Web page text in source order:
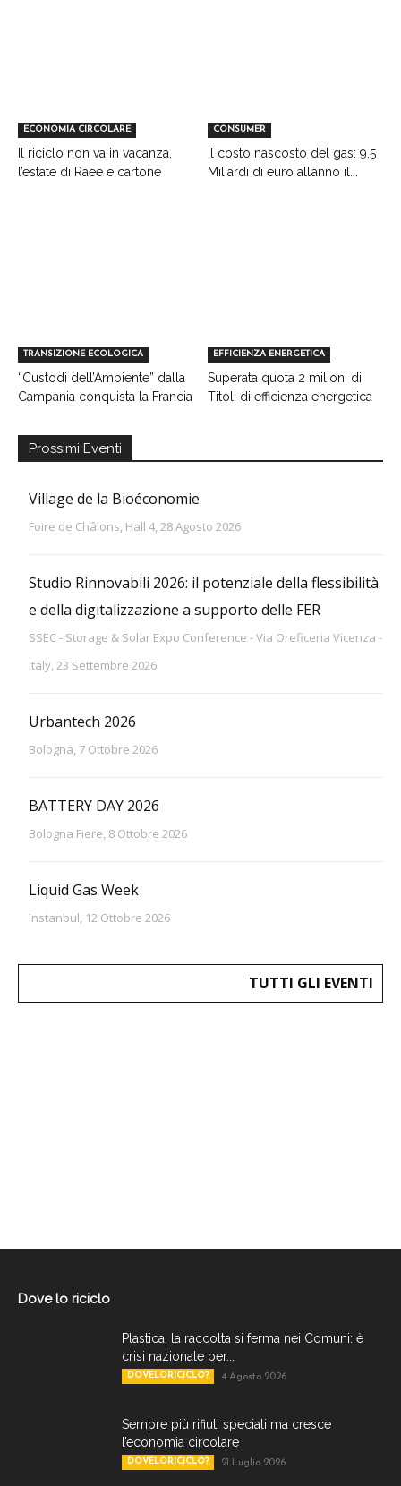
ECONOMIA CIRCOLARE
Il riciclo non va in vacanza,
l’estate di Raee e cartone
CONSUMER
Il costo nascosto del gas: 9,5
Miliardi di euro all’anno il...
TRANSIZIONE ECOLOGICA
“Custodi dell’Ambiente” dalla
Campania conquista la Francia
EFFICIENZA ENERGETICA
Superata quota 2 milioni di
Titoli di efficienza energetica
Prossimi Eventi
Village de la Bioéconomie
Foire de Châlons, Hall 4, 28 Agosto 2026
Studio Rinnovabili 2026: il potenziale della flessibilità
e della digitalizzazione a supporto delle FER
SSEC - Storage & Solar Expo Conference - Via Oreficeria Vicenza -
Italy, 23 Settembre 2026
Urbantech 2026
Bologna, 7 Ottobre 2026
BATTERY DAY 2026
Bologna Fiere, 8 Ottobre 2026
Liquid Gas Week
Instanbul, 12 Ottobre 2026
TUTTI GLI EVENTI
Dove lo riciclo
Plastica, la raccolta si ferma nei Comuni: è
crisi nazionale per...
DOVELORICICLO? 4 Agosto 2026
Sempre più rifiuti speciali ma cresce
l’economia circolare
DOVELORICICLO? 21 Luglio 2026